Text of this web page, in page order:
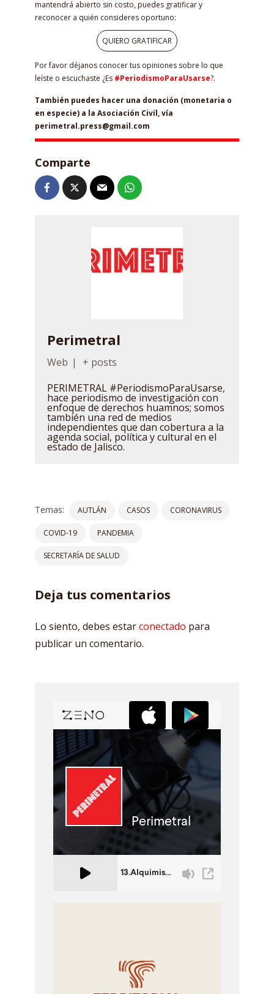
mantendrá abierto sin costo, puedes gratificar y
reconocer a quién consideres oportuno:
QUIERO GRATIFICAR
Por favor déjanos conocer tus opiniones sobre lo que
leíste o escuchaste ¿Es #PeriodismoParaUsarse?.
También puedes hacer una donación (monetaria o
en especie) a la Asociación Civil, vía
perimetral.press@gmail.com
Comparte
Perimetral
Web |
+ posts
PERIMETRAL #PeriodismoParaUsarse,
hace periodismo de investigación con
enfoque de derechos huamnos; somos
también una red de medios
independientes que dan cobertura a la
agenda social, política y cultural en el
estado de Jalisco.
Temas: AUTLÁN CASOS CORONAVIRUS
COVID-19 PANDEMIA
SECRETARÍA DE SALUD
Deja tus comentarios
Lo siento, debes estarconectado para
publicar un comentario.